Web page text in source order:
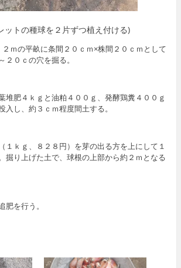
ットの種球を２片ずつ植え付ける)
ｍの平畝に条間２０ｃｍ×株間２０ｃｍとして
０ｃの穴を掘る。
堆肥４ｋｇと油粕４００ｇ、発酵鶏糞４００ｇ
入し、約３ｃｍ程度間土する。
１ｋｇ、８２８円）を芽の出る方を上にして１
掘り上げた土で、球根の上部から約２ｍとなる
を行う。